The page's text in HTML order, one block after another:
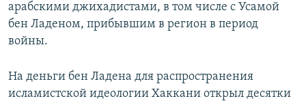
арабскими джихадистами, в том числе с Усамой
бен Ладеном, прибывшим в регион в период
войны.
На деньги бен Ладена для распространения
исламистской идеологии Хаккани открыл десятки